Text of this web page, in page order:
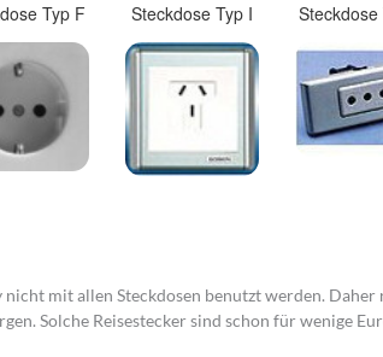
Typ F Steckdose Typ I Steckdose
mit allen Steckdosen benutzt werden. Daher
Solche Reisestecker sind schon für wenige